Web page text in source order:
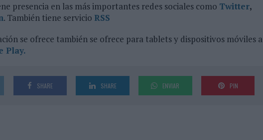
presencia en las más importantes redes sociales como Twitter,
. También tiene servicio RSS
se ofrece también se ofrece para tablets y dispositivos móviles a
Play.
SHARE SHARE ENVIAR PIN